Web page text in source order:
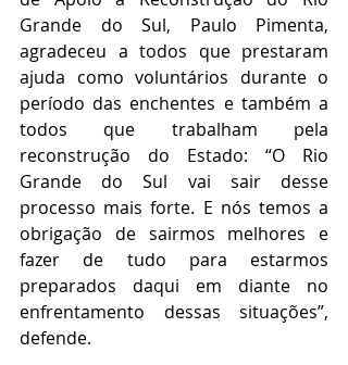
Grande do Sul, Paulo Pimenta,
agradeceu a todos que prestaram
ajuda como voluntários durante o
período das enchentes e também a
todos que trabalham pela
reconstrução do Estado: “O Rio
Grande do Sul vai sair desse
processo mais forte. E nós temos a
obrigação de sairmos melhores e
fazer de tudo para estarmos
preparados daqui em diante no
enfrentamento dessas situações”,
defende.